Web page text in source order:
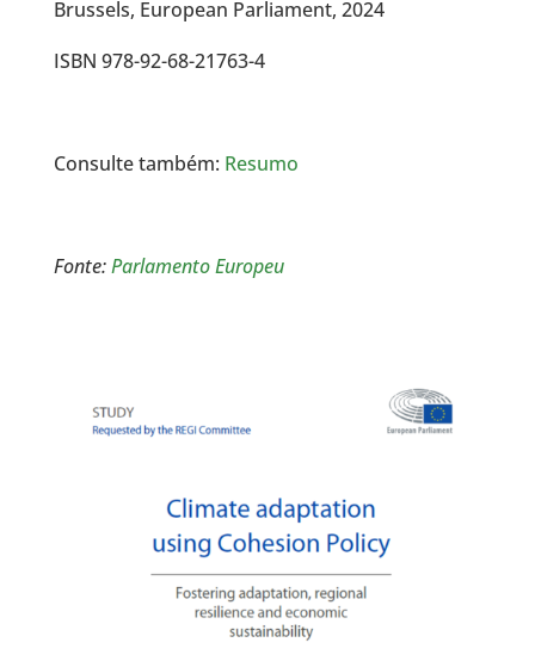
Brussels, European Parliament, 2024
ISBN 978-92-68-21763-4
Consulte também: Resumo
Fonte:Parlamento Europeu